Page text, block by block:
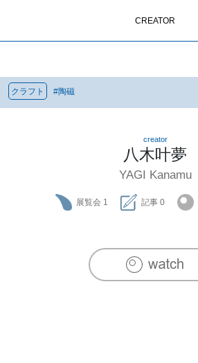
CREATOR
クラフト #陶磁
creator
八木叶夢
YAGI Kanamu
展覧会 1 記事 0